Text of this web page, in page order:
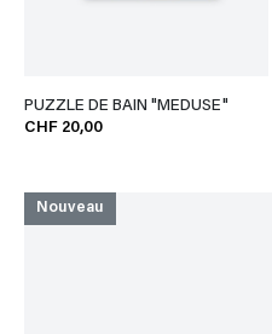
PUZZLE DE BAIN "MEDUSE"
CHF 20,00
Nouveau